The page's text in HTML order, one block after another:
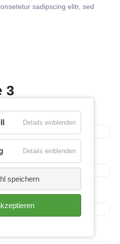
sadipscing elitr, sed
3 2026
Frühstück
Juli 2026
Juli 2026
Juli 2026
Details einblenden
Details einblenden
speichern